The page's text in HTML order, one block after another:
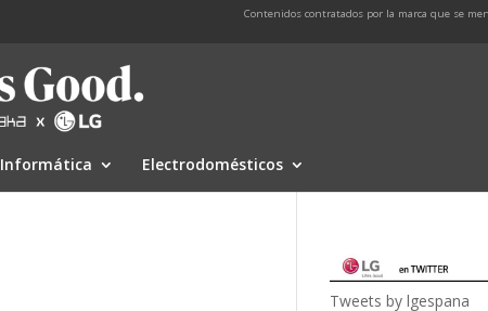
Contenidos contratados por la marca que se
Informática Electrodomésticos
Tweets by lgespana